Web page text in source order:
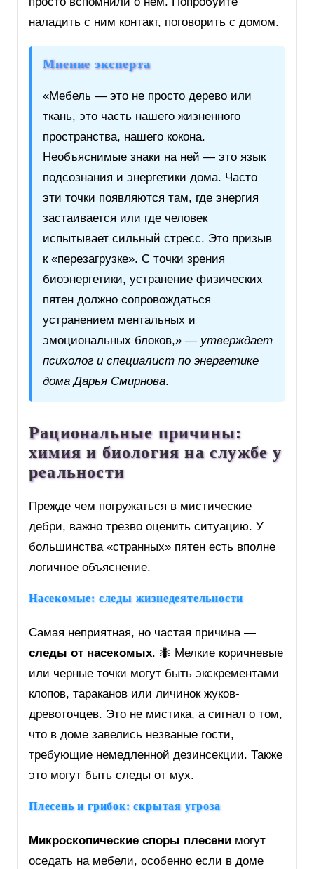
наладить с ним контакт, поговорить с домом.
Мнение эксперта
«Мебель — это не просто дерево или
ткань, это часть нашего жизненного
пространства, нашего кокона.
Необъяснимые знаки на ней — это язык
подсознания и энергетики дома. Часто
эти точки появляются там, где энергия
застаивается или где человек
испытывает сильный стресс. Это призыв
к «перезагрузке». С точки зрения
биоэнергетики, устранение физических
пятен должно сопровождаться
устранением ментальных и
эмоциональных блоков,» — утверждает
психолог и специалист по энергетике
дома Дарья Смирнова.
Рациональные причины:
химия и биология на службе у
реальности
Прежде чем погружаться в мистические
дебри, важно трезво оценить ситуацию. У
большинства «странных» пятен есть вполне
логичное объяснение.
Насекомые: следы жизнедеятельности
Самая неприятная, но частая причина —
следы от насекомых. 🐜 Мелкие коричневые
или черные точки могут быть экскрементами
клопов, тараканов или личинок жуков-
древоточцев. Это не мистика, а сигнал о том,
что в доме завелись незваные гости,
требующие немедленной дезинсекции. Также
это могут быть следы от мух.
Плесень и грибок: скрытая угроза
Микроскопические споры плесенимогут
оседать на мебели, особенно если в доме